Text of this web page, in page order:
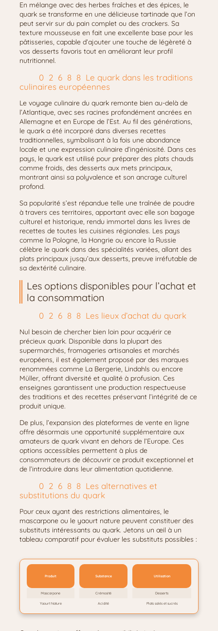
En mélange avec des herbes fraîches et des épices, le
quark se transforme en une délicieuse tartinade que l’on
peut servir sur du pain complet ou des crackers. Sa
texture mousseuse en fait une excellente base pour les
pâtisseries, capable d’ajouter une touche de légèreté à
vos desserts favoris tout en améliorant leur profil
nutritionnel.
Le quark dans les traditions
culinaires européennes
Le voyage culinaire du quark remonte bien au-delà de
l’Atlantique, avec ses racines profondément ancrées en
Allemagne et en Europe de l’Est. Au fil des générations,
le quark a été incorporé dans diverses recettes
traditionnelles, symbolisant à la fois une abondance
locale et une expression culinaire d’ingéniosité. Dans ces
pays, le quark est utilisé pour préparer des plats chauds
comme froids, des desserts aux mets principaux,
montrant ainsi sa polyvalence et son ancrage culturel
profond.
Sa popularité s’est répandue telle une traînée de poudre
à travers ces territoires, apportant avec elle son bagage
culturel et historique, rendu immortel dans les livres de
recettes de toutes les cuisines régionales. Les pays
comme la Pologne, la Hongrie ou encore la Russie
célèbre le quark dans des spécialités variées, allant des
plats principaux jusqu’aux desserts, preuve irréfutable de
sa dextérité culinaire.
Les options disponibles pour l’achat et
la consommation
Les lieux d’achat du quark
Nul besoin de chercher bien loin pour acquérir ce
précieux quark. Disponible dans la plupart des
supermarchés, fromageries artisanales et marchés
européens, il est également proposé par des marques
renommées comme La Bergerie, Lindahls ou encore
Müller, offrant diversité et qualité à profusion. Ces
enseignes garantissent une production respectueuse
des traditions et des recettes préservant l’intégrité de ce
produit unique.
De plus, l’expansion des plateformes de vente en ligne
offre désormais une opportunité supplémentaire aux
amateurs de quark vivant en dehors de l’Europe. Ces
options accessibles permettent à plus de
consommateurs de découvrir ce produit exceptionnel et
de l’introduire dans leur alimentation quotidienne.
Les alternatives et
substitutions du quark
Pour ceux ayant des restrictions alimentaires, le
mascarpone ou le yaourt nature peuvent constituer des
substituts intéressants au quark. Jetons un œil à un
tableau comparatif pour évaluer les substituts possibles :
Produit Substance Utilisation
Mascarpone Crémosité Desserts
Yaourt Nature Acidité Plats salés et sucrés